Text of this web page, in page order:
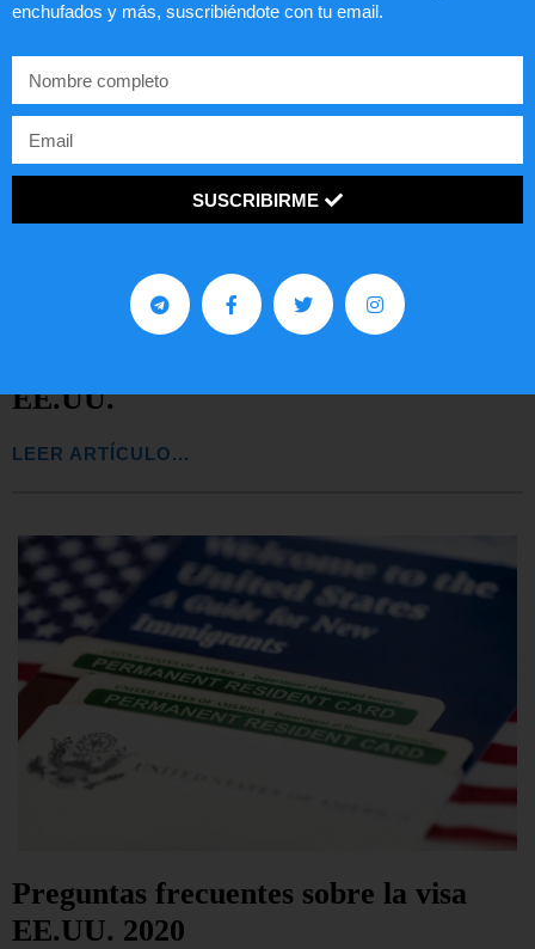
EE.UU.
LEER ARTÍCULO...
Preguntas frecuentes sobre la visa
EE.UU. 2020
enchufados y más, suscribiéndote con tu email.
SUSCRIBIRME